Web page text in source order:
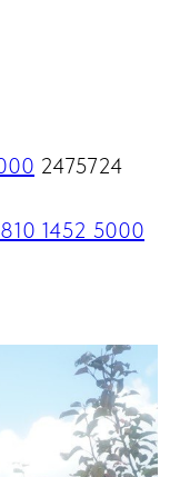
2475724
1452 5000